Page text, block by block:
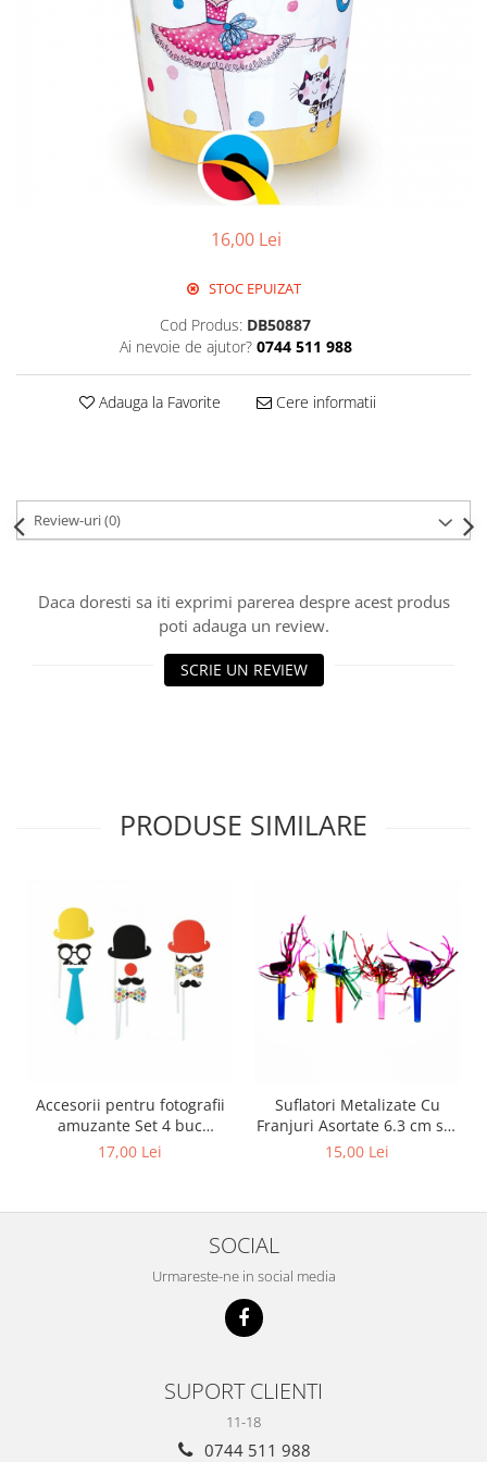
Farfurii,pahare & servetele
Baloane Aniversari
Prima aniversare
16,00 Lei
STOC EPUIZAT
Cod Produs: DB50887
Ai nevoie de ajutor? 0744 511 988
Adauga la Favorite Cere informatii
Review-uri(0)
Daca doresti sa iti exprimi parerea despre acest produs
poti adauga un review.
SCRIE UN REVIEW
PRODUSE SIMILARE
Accesorii pentru fotografii
amuzante Set 4 buc
DB181064
17,00 Lei
Suflatori Metalizate Cu
Franjuri Asortate 6.3 cm set
8 buc DB.SMFIT.S.FOLIE.FR
15,00 Lei
SOCIAL
Urmareste-ne in social media
SUPORT CLIENTI
11-18
0744 511 988